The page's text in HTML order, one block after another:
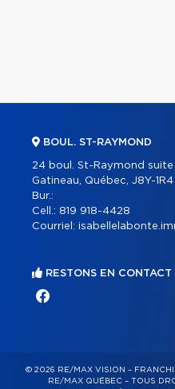
BOUL. ST-RAYMOND
24 boul. St-Raymond suite
Gatineau, Québec, J8Y-1R4
Bur.:
Cell.: 819 918-4428
Courriel:
RESTONS EN CONTACT
© 2026 RE/MAX VISION –
RE/MAX QUÉBEC – TOUS